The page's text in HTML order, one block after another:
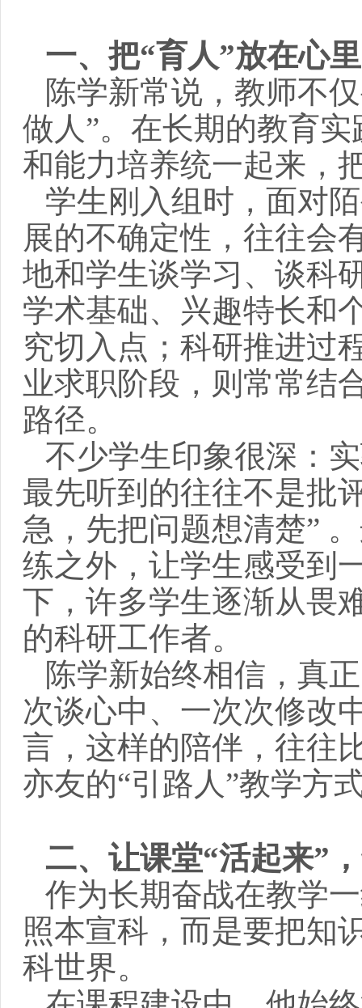
一、把“育人”放在心
陈学新常说，教师不
做人”。在长期的教育实
和能力培养统一起来，
学生刚入组时，面对
展的不确定性 ，往往会
地和学生谈学习、谈科
学术基础、兴趣特长和
究切入点；科研推进过
业求职阶段，则常常结
路径。
不少学生印象很深：
最先听到的往往不是批
急，先把问题想清楚” 。
练之外，让学生感受到
下，许多学生逐渐从畏
的科研工作者。
陈学新始终相信，真
次谈心中、一次次修改
言，这样的陪伴，往往
亦友的“引路人”教学方
二、让课堂“活起来”
作为长期奋战在教学
照本宣科，而是要把知
科世界。